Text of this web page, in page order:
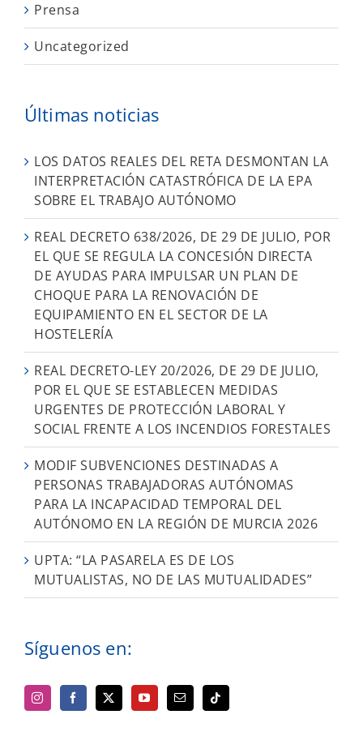
Prensa
Uncategorized
Últimas noticias
LOS DATOS REALES DEL RETA DESMONTAN LA
INTERPRETACIÓN CATASTRÓFICA DE LA EPA
SOBRE EL TRABAJO AUTÓNOMO
REAL DECRETO 638/2026, DE 29 DE JULIO, POR
EL QUE SE REGULA LA CONCESIÓN DIRECTA
DE AYUDAS PARA IMPULSAR UN PLAN DE
CHOQUE PARA LA RENOVACIÓN DE
EQUIPAMIENTO EN EL SECTOR DE LA
HOSTELERÍA
REAL DECRETO-LEY 20/2026, DE 29 DE JULIO,
POR EL QUE SE ESTABLECEN MEDIDAS
URGENTES DE PROTECCIÓN LABORAL Y
SOCIAL FRENTE A LOS INCENDIOS FORESTALES
MODIF SUBVENCIONES DESTINADAS A
PERSONAS TRABAJADORAS AUTÓNOMAS
PARA LA INCAPACIDAD TEMPORAL DEL
AUTÓNOMO EN LA REGIÓN DE MURCIA 2026
UPTA: “LA PASARELA ES DE LOS
MUTUALISTAS, NO DE LAS MUTUALIDADES”
Síguenos en: